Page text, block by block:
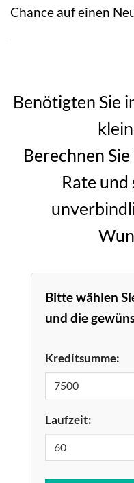
Chance auf einen
Benötigten Sie
Berechnen
Rate und
Bitte wählen
und die
Kreditsumme:
Laufzeit: